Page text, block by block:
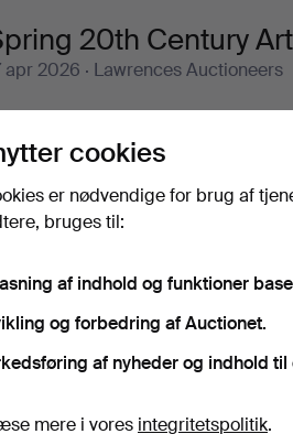
20th Century
apr 2026 · Lawrences Auctioneers
Igangværende auktioner
0 genstande
har desværre ingen genstande, der
der matcher din
cookies
er nødvendige for brug af
bruges til:
af indhold og funktioner
og forbedring af Auctionet.
af nyheder og indhold
mere i vores integritetspolitik.